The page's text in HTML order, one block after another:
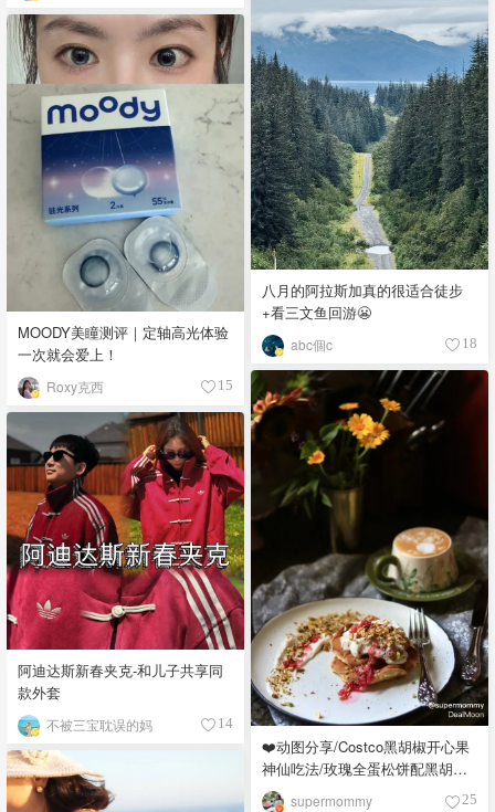
八月的阿拉斯加真的很适合徒步
+看三文鱼回游😬
abc個c 18
MOODY美瞳测评｜定轴高光体验
一次就会爱上！
Roxy克西 15
❤️动图分享/Costco黑胡椒开心果
神仙吃法/玫瑰全蛋松饼配黑胡椒
开心果碎太惊艳😍
supermommy 25
阿迪达斯新春夹克-和儿子共享同
款外套
不被三宝耽误的妈 14